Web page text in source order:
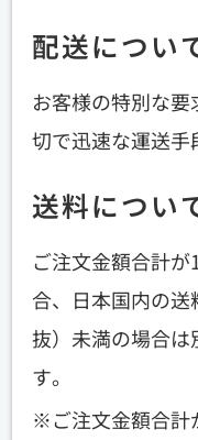
配送につい
お客様の特別な
切で迅速な運送手
送料につい
ご注文金額合計
合、日本国内の
抜）未満の場合
す。
ご注文金額合